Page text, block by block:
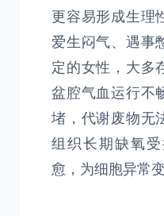
更容易形成生理
爱生闷气、遇事
定的女性，大多
盆腔气血运行不
堵，代谢废物无
组织长期缺氧
愈，为细胞异常